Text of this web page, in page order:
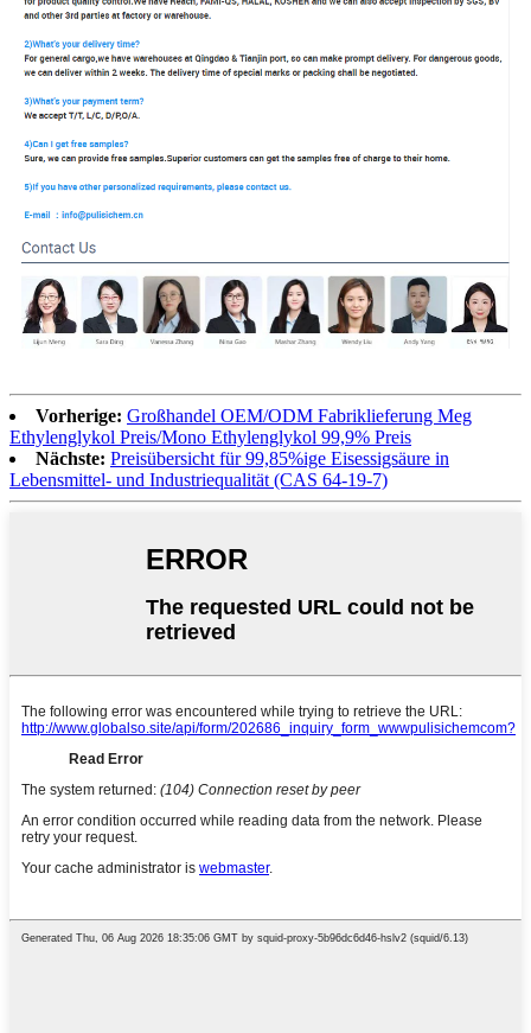
Vorherige: Großhandel OEM/ODM Fabriklieferung Meg
Ethylenglykol Preis/Mono Ethylenglykol 99,9% Preis
Nächste: Preisübersicht für 99,85%ige Eisessigsäure in
Lebensmittel- und Industriequalität (CAS 64-19-7)